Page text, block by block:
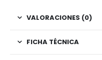
VALORACIONES (0)
FICHA TÉCNICA